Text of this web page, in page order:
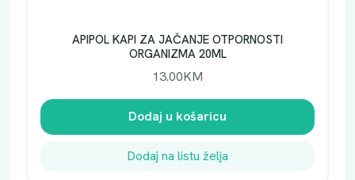
APIPOL KAPI ZA JAČANJE OTPORNOSTI
ORGANIZMA 20ML
13.00KM
Dodaj u košaricu
Dodaj na listu želja